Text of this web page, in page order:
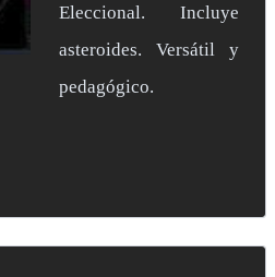
Eleccional. Incluye
asteroides. Versátil y
pedagógico.